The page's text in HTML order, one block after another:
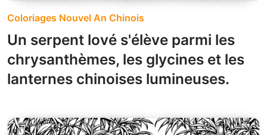
Coloriages Nouvel An Chinois
Un serpent lové s'élève parmi les
chrysanthèmes, les glycines et les
lanternes chinoises lumineuses.